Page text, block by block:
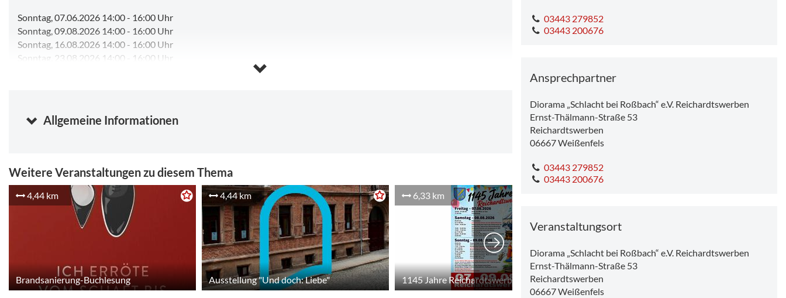
Sonntag, 07.06.2026 14:00- 16:00 Uhr
Sonntag, 09.08.2026 14:00- 16:00 Uhr
Sonntag, 16.08.2026 14:00 - 16:00 Uhr
Sonntag, 23.08.2026 14:00
16:00 Uhr
Allgemeine Informationen
Weitere Veranstaltungen zu diesem Thema
4,44 km
Brandsanierung-Buchlesung
4,44 km
Ausstellung "Und doch: Liebe"
6,33 km
1145 Jahre Reichardtswerben
03443 279852
03443 200676
Ansprechpartner
Diorama „Schlacht bei Roßbach“ e.V. Reichardtswerben
Ernst-Thälmann-Straße 53
Reichardtswerben
06667Weißenfels
03443 279852
03443 200676
Veranstaltungsort
Diorama „Schlacht bei Roßbach“ e.V. Reichardtswerben
Ernst-Thälmann-Straße 53
Reichardtswerben
06667Weißenfels